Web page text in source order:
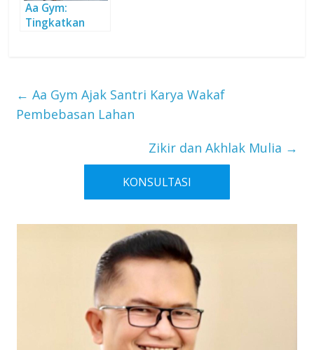
Aa Gym:
Tingkatkan
← Aa Gym Ajak Santri Karya Wakaf
Pembebasan Lahan
Zikir dan Akhlak Mulia →
KONSULTASI